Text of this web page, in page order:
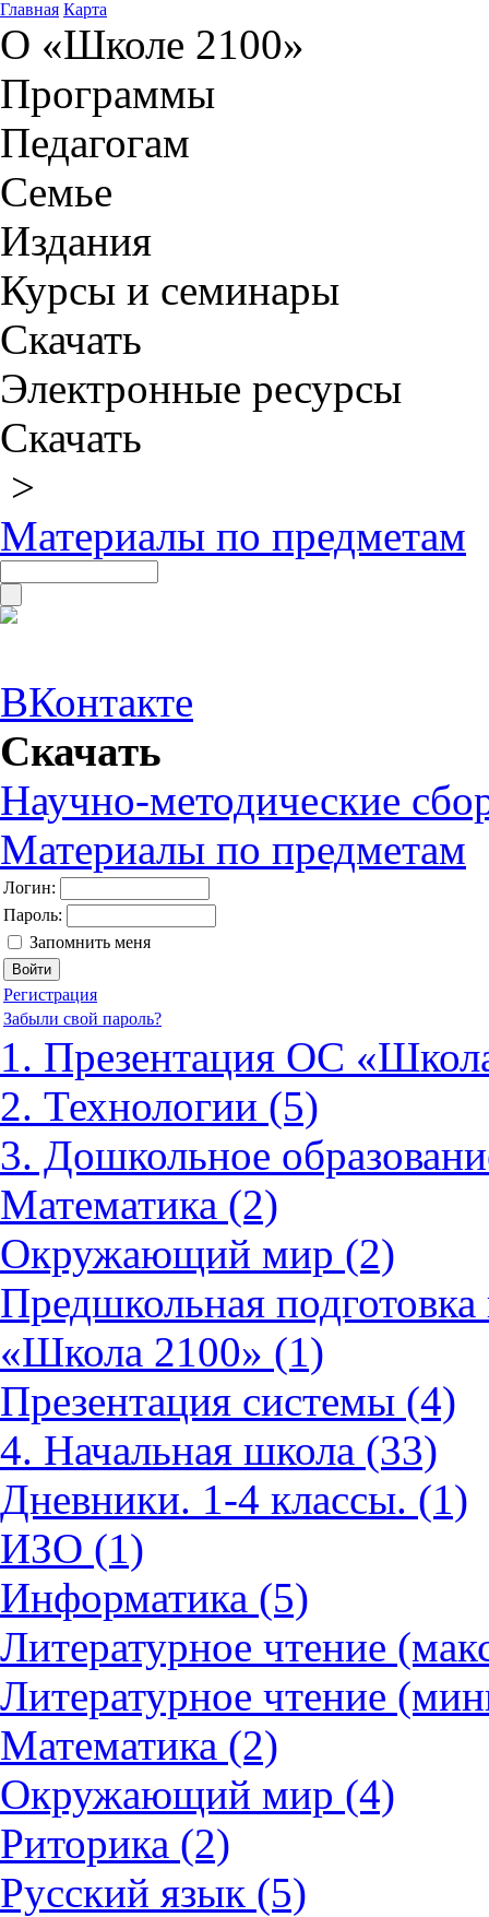
Главная Карта
О «Школе 2100»
Программы
Педагогам
Семье
Издания
Курсы и семинары
Скачать
Электронные ресурсы
Скачать
>
Материалы по предметам
ВКонтакте
Скачать
Научно-методические
Материалы по предметам
Логин:
Пароль:
Запомнить меня
Регистрация
Забыли свой пароль?
1. Презентация ОС
2. Технологии (5)
3. Дошкольное
Математика (2)
Окружающий мир (2)
Предшкольная
«Школа 2100» (1)
Презентация системы (4)
4. Начальная школа (33)
Дневники. 1-4 классы. (1)
ИЗО (1)
Информатика (5)
Литературное чтение
Литературное чтение
Математика (2)
Окружающий мир (4)
Риторика (2)
Русский язык (5)